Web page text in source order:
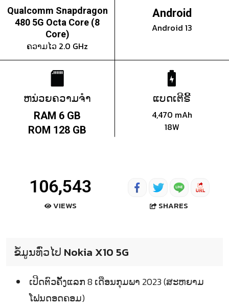
Qualcomm Snapdragon
480 5G Octa Core (8
Core)
ຄວາມໄວ 2.0 GHz
Android
Android 13
ຫນ່ວຍຄວາມຈຳ
RAM 6 GB
ROM 128 GB
ແບດເຕີຣີ້
4,470 mAh
18W
106,543
VIEWS SHARES
ຂໍ້ມູນທົ່ວໄປ Nokia X10 5G
ເປີດຕົວຄັ້ງແລກ 8 ເດືອນກຸມພາ 2023 (ສະຫຍາມ
ໂຟນດອດຄອມ)